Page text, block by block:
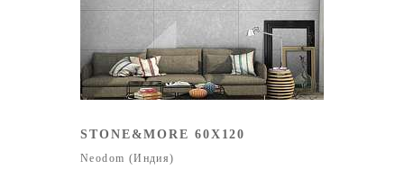
STONE&MORE 60X120
Neodom (Индия)